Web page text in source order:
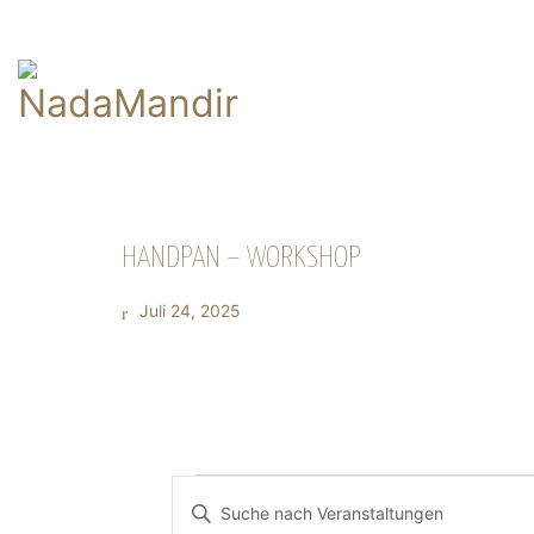
HANDPAN – WORKSHOP
Juli 24, 2025
VERANSTALTUNGEN
Suche
Bitte
Schlüsselwort